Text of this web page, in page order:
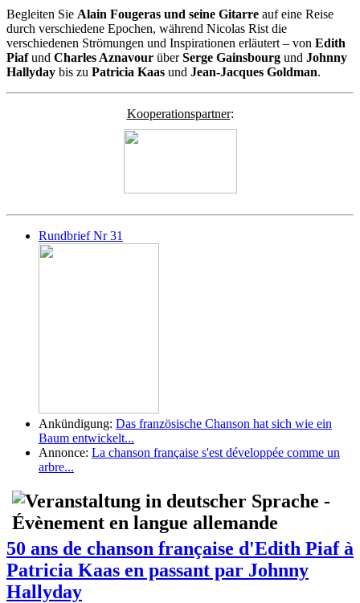
Begleiten Sie Alain Fougeras und seine Gitarre auf eine Reise
durch verschiedene Epochen, während Nicolas Rist die
verschiedenen Strömungen und Inspirationen erläutert – von Edith
Piafund Charles Aznavour überSerge Gainsbourg und Johnny
Hallyday bis zu Patricia Kaas und Jean-Jacques Goldman.
Kooperationspartner:
Rundbrief Nr 31
Ankündigung: Das französische Chanson hat sich wie ein
Baum entwickelt...
Annonce: La chanson française s'est développée comme un
arbre...
50 ans de chanson française d'Edith Piaf à
Patricia Kaas en passant par Johnny
Hallyday